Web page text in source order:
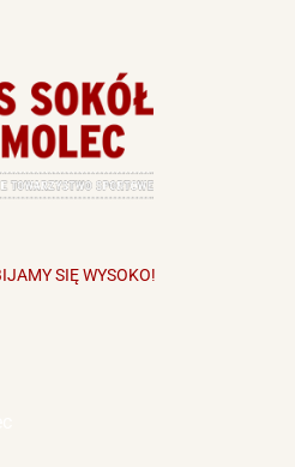
SIĘ WYSOKO!